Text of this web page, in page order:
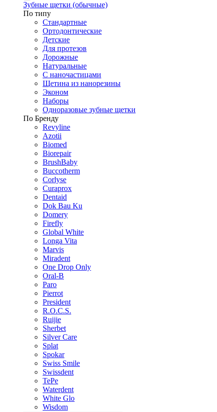
Зубные щетки (обычные)
По типу
Стандартные
Ортодонтические
Детские
Для протезов
Дорожные
Натуральные
С наночастицами
Щетина из нанорезины
Эконом
Наборы
Одноразовые зубные щетки
По Бренду
Revyline
Azotii
Biomed
Biorepair
BrushBaby
Buccotherm
Corlyse
Curaprox
Dentaid
Dok Bau Ku
Domery
Firefly
Global White
Longa Vita
Marvis
Miradent
One Drop Only
Oral-B
Paro
Pierrot
President
R.O.C.S.
Ruijie
Sherbet
Silver Care
Splat
Spokar
Swiss Smile
Swissdent
TePe
Waterdent
White Glo
Wisdom